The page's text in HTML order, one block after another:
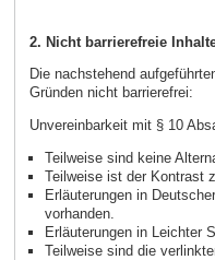
2. Nicht barrierefreie
Die nachstehend
Gründen nicht barrierefrei:
Unvereinbarkeit mit § 10
Teilweise sind keine
Teilweise ist der Kontrast
Erläuterungen in
vorhanden.
Erläuterungen in Leichter
Teilweise sind die